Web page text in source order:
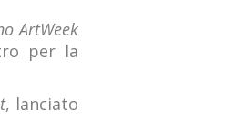
ArtWeek
per la
, lanciato